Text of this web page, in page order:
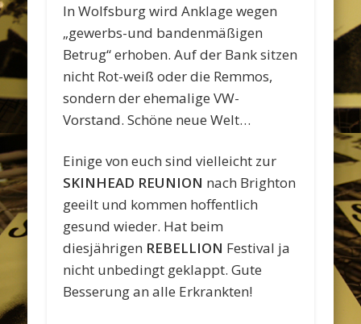
In Wolfsburg wird Anklage wegen
„gewerbs-und bandenmäßigen
Betrug“ erhoben. Auf der Bank sitzen
nicht Rot-weiß oder die Remmos,
sondern der ehemalige VW-
Vorstand. Schöne neue Welt…
Einige von euch sind vielleicht zur
SKINHEAD REUNION nach Brighton
geeilt und kommen hoffentlich
gesund wieder. Hat beim
diesjährigen REBELLION Festival ja
nicht unbedingt geklappt. Gute
Besserung an alle Erkrankten!